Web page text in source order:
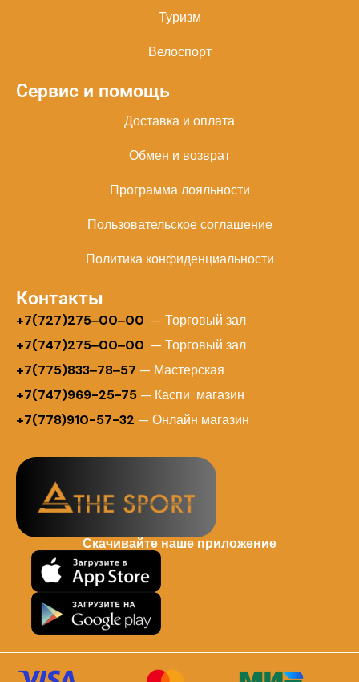
Туризм
Велоспорт
Сервис и помощь
Доставка и оплата
Обмен и возврат
Программа лояльности
Пользовательское соглашение
Политика конфиденциальности
Контакты
+7(727)275‒00‒00 — Торговый зал
+7(747)275‒00‒00 — Торговый зал
+7(775)833‒78‒57 — Мастерская
+7(747)969-25-75 — Каспи магазин
+7(778)910-57-32 — Онлайн магазин
Скачивайте наше приложение